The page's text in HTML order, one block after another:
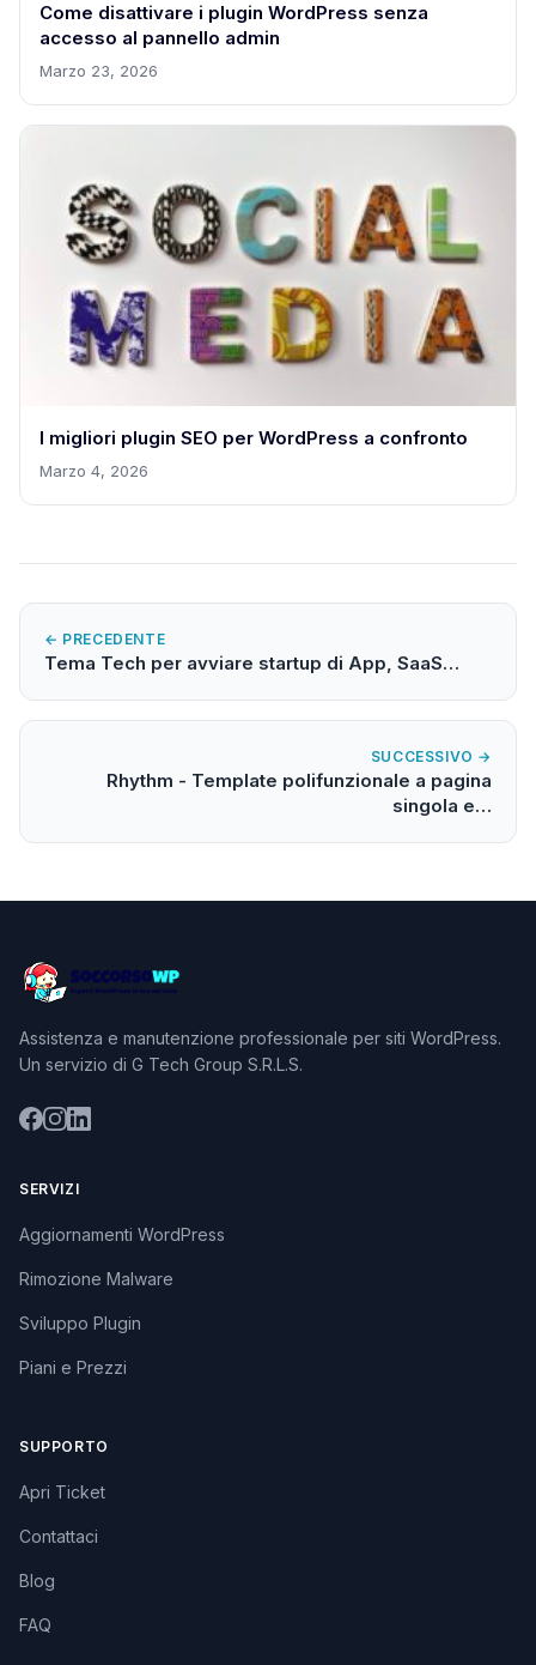
Come disattivare i plugin WordPress senza
accesso al pannello admin
Marzo 23, 2026
I migliori plugin SEO per WordPress a confronto
Marzo 4, 2026
← PRECEDENTE
Tema Tech per avviare startup di App, SaaS…
SUCCESSIVO →
Rhythm - Template polifunzionale a pagina
singola e…
Assistenza e manutenzione professionale per siti WordPress.
Un servizio di G Tech Group S.R.L.S.
SERVIZI
Aggiornamenti WordPress
Rimozione Malware
Sviluppo Plugin
Piani e Prezzi
SUPPORTO
Apri Ticket
Contattaci
Blog
FAQ